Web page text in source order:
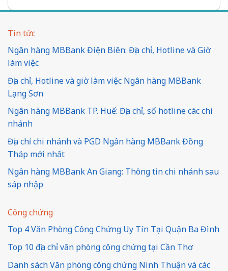
Tin tức
Ngân hàng MBBank Điện Biên: Địa chỉ, Hotline và Giờ
làm việc
Địa chỉ, Hotline và giờ làm việc Ngân hàng MBBank
Lạng Sơn
Ngân hàng MBBank TP. Huế: Địa chỉ, số hotline các chi
nhánh
Địa chỉ chi nhánh và PGD Ngân hàng MBBank Đồng
Tháp mới nhất
Ngân hàng MBBank An Giang: Thông tin chi nhánh sau
sáp nhập
Công chứng
Top 4 Văn Phòng Công Chứng Uy Tín Tại Quận Ba Đình
Top 10 địa chỉ văn phòng công chứng tại Cần Thơ
Danh sách Văn phòng công chứng Ninh Thuận và các